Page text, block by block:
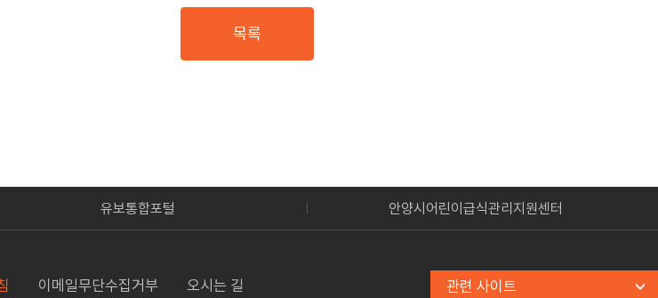
목록
유보통합포털 안양시어린이급식관리지원센터
이메일무단수집거부 오시는 길 관련 사이트